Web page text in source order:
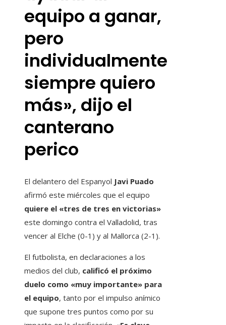
equipo a ganar,
pero
individualmente
siempre quiero
más», dijo el
canterano
perico
El delantero del Espanyol Javi Puado
afirmó este miércoles que el equipo
quiere el «tres de tres en victorias»
este domingo contra el Valladolid, tras
vencer al Elche (0-1) y al Mallorca (2-1).
El futbolista, en declaraciones a los
medios del club, calificó el próximo
duelo como «muy importante» para
el equipo, tanto por el impulso anímico
que supone tres puntos como por su